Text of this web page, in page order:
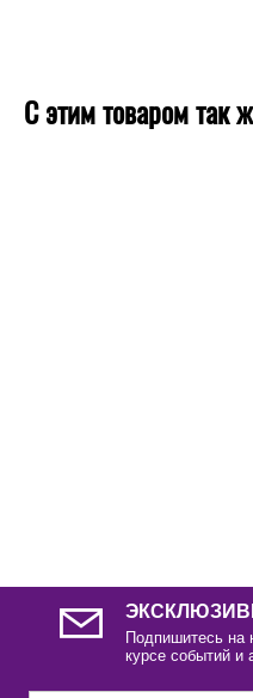
С этим товаром так
Подпишитесь на
курсе событий и